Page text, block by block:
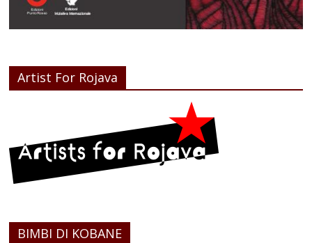
Artist For Rojava
BIMBI DI KOBANE